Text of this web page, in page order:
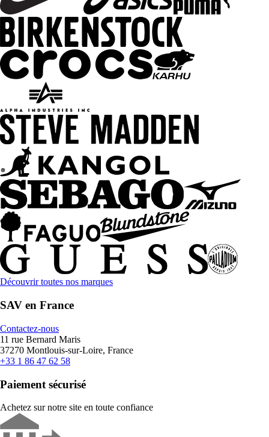
Découvrir toutes nos marques
SAV en France
Contactez-nous
11 rue Bernard Maris
37270 Montlouis-sur-Loire, France
+33 1 86 47 62 58
Paiement sécurisé
Achetez sur notre site en toute confiance